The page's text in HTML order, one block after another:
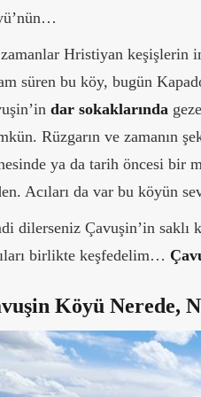
Hristiyan keşişlerin
süren bu köy, bugün
dar sokaklarında
Rüzgarın ve zamanın
ya da tarih öncesi bir
Acıları da var bu köyün
dilerseniz Çavuşin’in saklı
birlikte keşfedelim…
Köyü Nerede,